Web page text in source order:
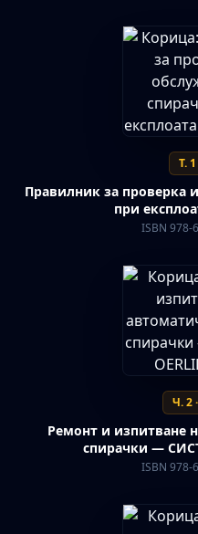
Т.
Правилник за проверка
при
ISBN 978-
Ч. 2
Ремонт и изпитване
спирачки —
ISBN 978-